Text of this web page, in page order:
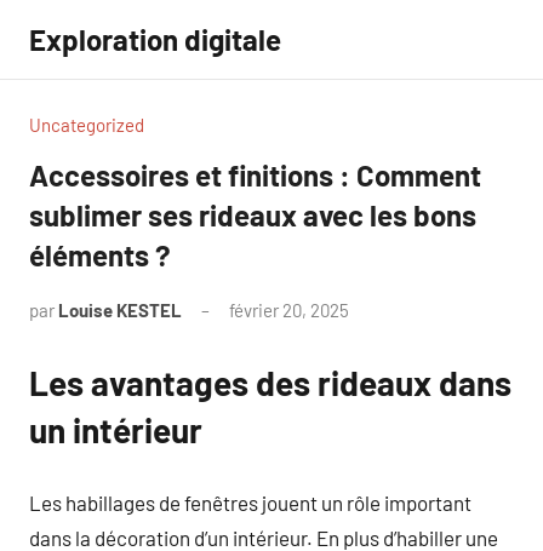
contenu
Exploration digitale
Uncategorized
Accessoires et finitions : Comment
sublimer ses rideaux avec les bons
éléments ?
par Louise KESTEL février 20, 2025
Les avantages des rideaux dans
un intérieur
Les habillages de fenêtres jouent un rôle important
dans la décoration d’un intérieur. En plus d’habiller une